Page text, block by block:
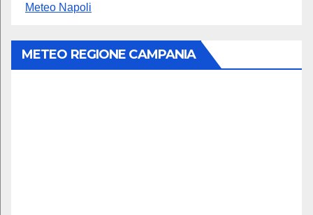
Meteo Napoli
METEO REGIONE CAMPANIA